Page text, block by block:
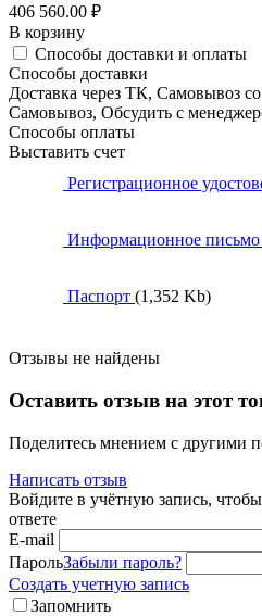
406 560.00 ₽
В корзину
Способы доставки и оплаты
Способы доставки
Доставка через ТК, Самовывоз
Самовывоз, Обсудить с
Способы оплаты
Выставить счет
Регистрационное
Информационное письмо
Паспорт (1,352 Kb)
Отзывы не найдены
Оставить отзыв на этот
Поделитесь мнением с другими
Написать отзыв
Войдите в учётную запись,
ответе
E-mail
ПарольЗабыли пароль?
Создать учетную запись
Запомнить